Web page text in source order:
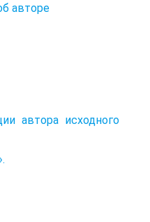
авторе
автора исходного